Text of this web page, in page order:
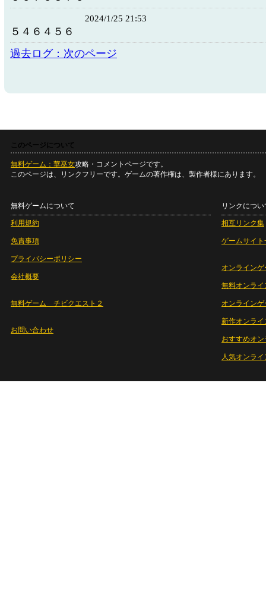
2024/1/25 21:53
５４６４５６
過去ログ：次のページ
このページについて
無料ゲーム：華巫女攻略・コメントページです。
このページは、リンクフリーです。ゲームの著作権は、製作者様にあります。
無料ゲームについて
利用規約
免責事項
プライバシーポリシー
会社概要
無料ゲーム チビクエスト２
お問い合わせ
リンクについ
相互リンク集
ゲームサイト
オンラインゲ
無料オンライ
オンライン
新作オンライ
おすすめオ
人気オンラ